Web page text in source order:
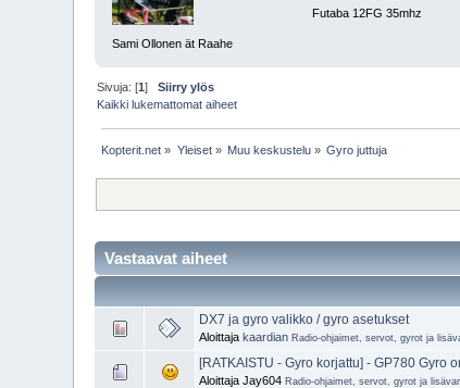
Sami Ollonen ät Raahe
Futaba 12FG 35mhz
Sivuja: [1]Siirry ylös
Kaikki lukemattomat aiheet
Kopterit.net » Yleiset» Muu keskustelu » Gyro juttuja
Vastaavat aiheet
DX7 ja gyro valikko / gyro asetukset
Aloittajakaardian Radio-ohjaimet, servot, gyrot ja
[RATKAISTU - Gyro korjattu] - GP780 Gyro
Aloittaja Jay604Radio-ohjaimet, servot, gyrot ja